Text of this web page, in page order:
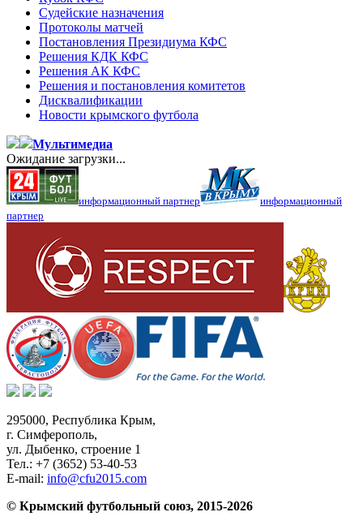
Судейские назначения
Протоколы матчей
Постановления Президиума КФС
Решения КДК КФС
Решения АК КФС
Решения и постановления комитетов
Дисквалификации
Новости крымского футбола
Мультимедиа
Ожидание загрузки...
информационный партнер
информационный
партнер
295000, Республика Крым,
г. Симферополь,
ул. Дыбенко, строение 1
Тел.: +7 (3652) 53-40-53
E-mail: info@cfu2015.com
© Крымский футбольный союз, 2015-2026